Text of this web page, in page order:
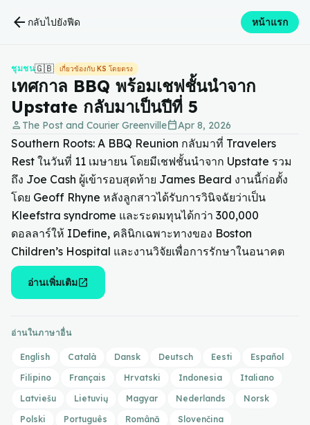
arrow_back กลับไปยังฟีด หน้าแรก
ชุมชน🇬🇧 เกี่ยวข้องกับ KS โดยตรง
เทศกาล BBQ พร้อมเชฟชั้นนำจาก
Upstate กลับมาเป็นปีที่ 5
person The Post and Courier Greenvillecalendar_todayApr 8, 2026
Southern Roots: A BBQ Reunion กลับมาที่ Travelers
Rest ในวันที่ 11 เมษายน โดยมีเชฟชั้นนำจาก Upstate รวม
ถึง Joe Cash ผู้เข้ารอบสุดท้าย James Beard งานนี้ก่อตั้ง
โดย Geoff Rhyne หลังลูกสาวได้รับการวินิจฉัยว่าเป็น
Kleefstra syndrome และระดมทุนได้กว่า 300,000
ดอลลาร์ให้ IDefine, คลินิกเฉพาะทางของ Boston
Children’s Hospital และงานวิจัยเพื่อการรักษาในอนาคต
อ่านเพิ่มเติมopen_in_new
อ่านในภาษาอื่น
English Català Dansk Deutsch Eesti
Español
Filipino
Français Hrvatski Indonesia
Italiano
Latviešu
Lietuvių Magyar Nederlands
Norsk
Polski
Português Română
Slovenčina